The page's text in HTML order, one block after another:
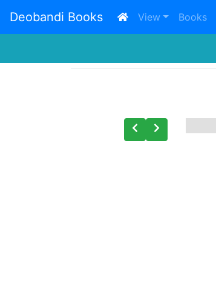
Deobandi Books (current)
View Books